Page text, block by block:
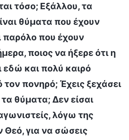
τόσο; Εξάλλου, τα
θύματα που έχουν
παρόλο που έχουν
ποιος να ήξερε ότι η
και πολύ καιρό
τον πονηρό; Έχεις ξεχάσει
θύματα; Δεν είσαι
λόγω της
Θεό, για να σώσεις